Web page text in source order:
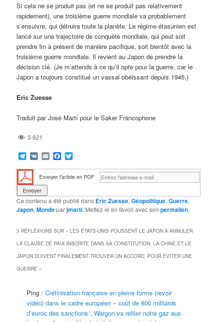
Si cela ne se produit pas (et ne se produit pas relativement
rapidement), une troisième guerre mondiale va probablement
s’ensuivre, qui détruira toute la planète. Le régime étasunien est
lancé sur une trajectoire de conquête mondiale, qui peut soit
prendre fin à présent de manière pacifique, soit bientôt avec la
troisième guerre mondiale. Il revient au Japon de prendre la
décision clé. (Je m’attends à ce qu’il opte pour la guerre, car le
Japon a toujours constitué un vassal obéissant depuis 1945.)
Eric Zuesse
Traduit par José Martí pour le Saker Francophone
3 921
Telegram
VK EmailFacebook
Envoyer l'article en PDF
Ce contenu a été publié dans Eric Zuesse,Géopolitique,Guerre,
Japon,Mondeparjmarti. Mettez-le en favori avec sonpermalien.
3 RÉFLEXIONS SUR «LES ÉTATS-UNIS POUSSENT LE JAPON À ANNULER
LA CLAUSE DE PAIX INSCRITE DANS SA CONSTITUTION. LA CHINE ET LE
JAPON DOIVENT FINALEMENT TROUVER UN ACCORD, POUR ÉVITER UNE
GUERRE »
Ping :Crétinisation française en pleine forme (revoir
vidéo) dans le cadre européen – coût de 800 milliards
d’euros des sanctions : Wargon va refiler notre gaz aux